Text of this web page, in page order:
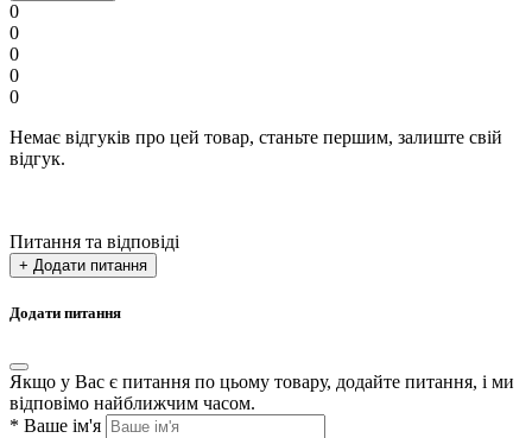
0
0
0
0
0
Немає відгуків про цей товар, станьте першим, залиште свій
відгук.
Питання та відповіді
+ Додати питання
Додати питання
Якщо у Вас є питання по цьому товару, додайте питання, і ми
відповімо найближчим часом.
* Ваше ім'я